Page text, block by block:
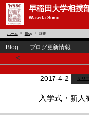
早稲田大学相撲
Waseda Sumo
ホーム Blog 詳細
Blog ブログ更新情報
<
2017-4-2 リリ
入学式・新人